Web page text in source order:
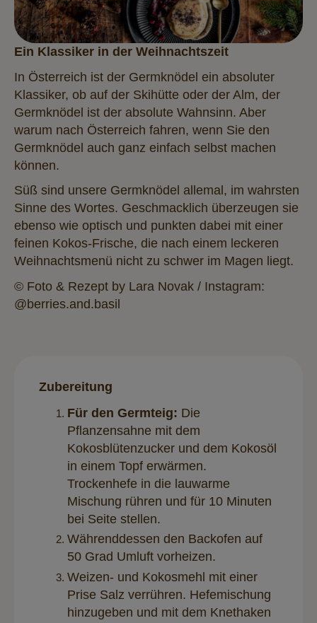
Ein Klassiker in der Weihnachtszeit
In Österreich ist der Germknödel ein absoluter
Klassiker, ob auf der Skihütte oder der Alm, der
Germknödel ist der absolute Wahnsinn. Aber
warum nach Österreich fahren, wenn Sie den
Germknödel auch ganz einfach selbst machen
können.
Süß sind unsere Germknödel allemal, im wahrsten
Sinne des Wortes. Geschmacklich überzeugen sie
ebenso wie optisch und punkten dabei mit einer
feinen Kokos-Frische, die nach einem leckeren
Weihnachtsmenü nicht zu schwer im Magen liegt.
© Foto & Rezept by Lara Novak / Instagram:
@berries.and.basil
Zubereitung
Für den Germteig: Die
Pflanzensahne mit dem
Kokosblütenzucker und dem Kokosöl
in einem Topf erwärmen.
Trockenhefe in die lauwarme
Mischung rühren und für 10 Minuten
bei Seite stellen.
Währenddessen den Backofen auf
50 Grad Umluft vorheizen.
Weizen- und Kokosmehl mit einer
Prise Salz verrühren. Hefemischung
hinzugeben und mit dem Knethaken